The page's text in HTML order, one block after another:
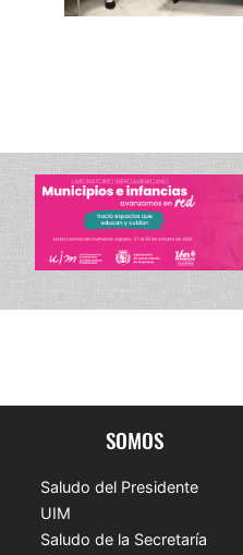
SOMOS
Saludo del Presidente
UIM
Saludo de la Secretaría